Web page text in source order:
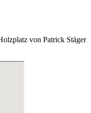
von Patrick Stäger